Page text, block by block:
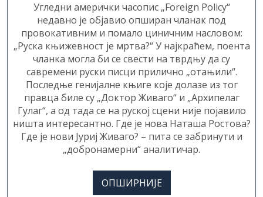
недавно је објавио опширан чланак под
провокативним и помало циничним насловом:
„Руска књижевност је мртва?“ У најкраћем, поента
чланка могла би се свести на тврдњу да су
савремени руски писци прилично „отањили“.
Последње генијалне књиге које долазе из тог
правца биле су „Доктор Живаго“ и „Архипелаг
Гулаг“, a од тада се на руској сцени није појавило
ништа интересантно. Где је нова Наташа Ростова?
Где је нови Јуриј Живаго? – пита се забринути и
„добронамерни“ аналитичар.
ОПШИРНИЈЕ